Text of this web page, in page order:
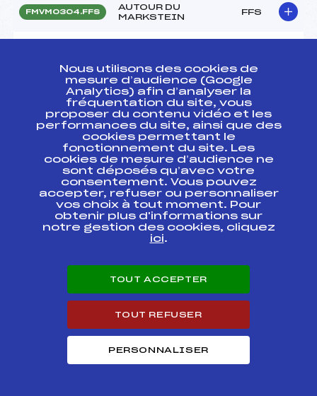
FMVM0304.FFS
AUTOUR DU
MARKSTEIN
FFS
Résultats Nordique 2005
Codex Course Cat.
CHALLENGE JEDELE FFS
FMVM0513.FFS
GRAND PRIX DES
COMMERCANTS CREDIT
MUTUEL
FMVM0504.FFS
HAHNENBRUNNEN
FMVM0492.FFS
CREDIT MUTUEL
Championnat du Massif
des Vosges
Jeunes/Juniors/Seniors
Nous utilisons des cookies de
mesure d’audience (Google
Analytics) afin d’analyser la
fréquentation du site, vous
proposer du contenu vidéo et les
performances du site, ainsi que des
cookies permettant le
fonctionnement du site. Les
cookies de mesure d’audience ne
sont déposés qu’avec votre
consentement. Vous pouvez
accepter, refuser ou personnaliser
vos choix à tout moment. Pour
obtenir plus d'informations sur
notre gestion des cookies, cliquez
ici.
TOUT ACCEPTER
TOUT REFUSER
PERSONNALISER